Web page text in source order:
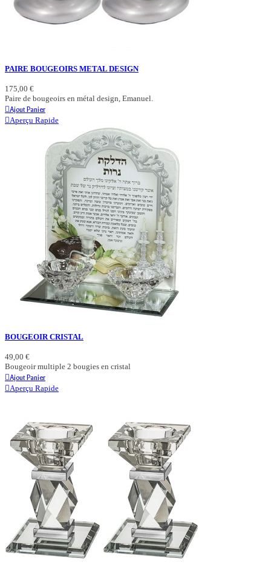
PAIRE BOUGEOIRS METAL DESIGN
175,00 €
Paire de bougeoirs en métal design, Emanuel.
Ajout Panier
Aperçu Rapide
BOUGEOIR CRISTAL
49,00 €
Bougeoir multiple 2 bougies en cristal
Ajout Panier
Aperçu Rapide